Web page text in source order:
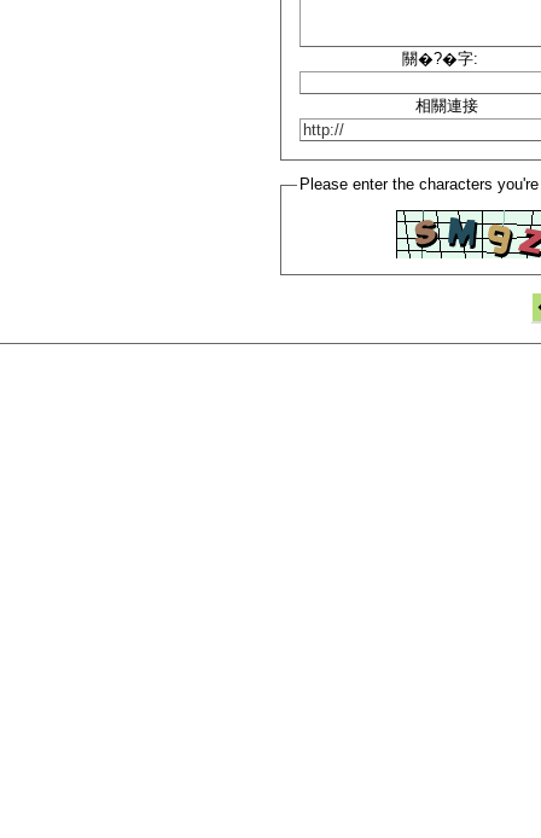
關�?�字:
相關連接
Please enter the characters